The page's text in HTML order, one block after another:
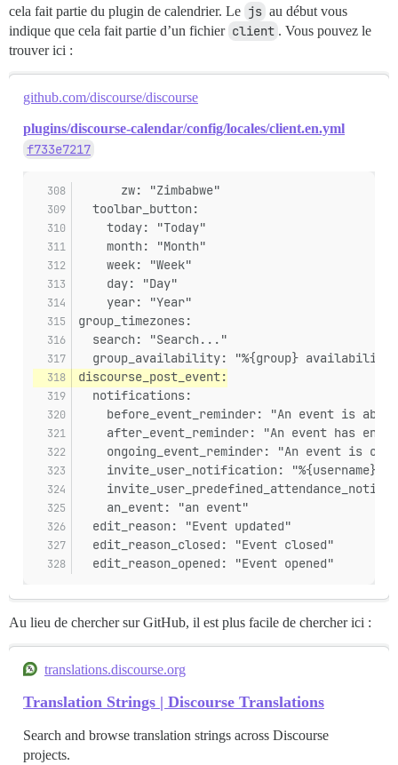
cela fait partie du plugin de calendrier. Le js au début vous
indique que cela fait partie d’un fichier client . Vous pouvez le
trouver ici :
github.com/discourse/discourse
plugins/discourse-calendar/config/locales/client.en.yml
f733e7217
      zw: "Zimbabwe"
  toolbar_button:
    today: "Today"
    month: "Month"
    week: "Week"
    day: "Day"
    year: "Year"
group_timezones:
  search: "Search..."
  group_availability: "%{group} availability"
discourse_post_event:
  notifications:
before_event_reminder: "An event is
after_event_reminder: "An event has
ongoing_event_reminder: "An event is
invite_user_notification: "%{username}
    an_event: "an event"
  edit_reason: "Event updated"
  edit_reason_closed: "Event closed"
  edit_reason_opened: "Event opened"
Au lieu de chercher sur GitHub, il est plus facile de chercher ici :
translations.discourse.org
Translation Strings | Discourse Translations
Search and browse translation strings across Discourse
projects.